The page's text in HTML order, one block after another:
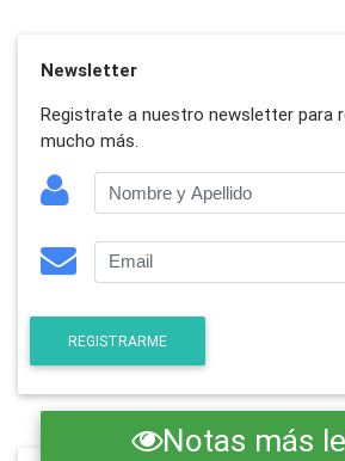
Newsletter
Registrate a nuestro newsletter para
mucho más.
REGISTRARME
Notas más